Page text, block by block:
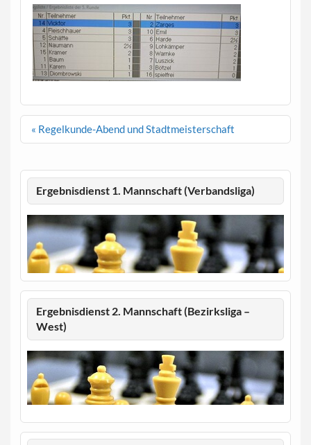
Beitragsnavigation
« Regelkunde-Abend und Stadtmeisterschaft
Ergebnisdienst 1. Mannschaft (Verbandsliga)
Ergebnisdienst 2. Mannschaft (Bezirksliga –
West)